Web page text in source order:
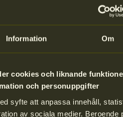
Information Om
cookies och liknande
och personuppgifter
syfte att anpassa innehåll,
av sociala medier. Beroende
för förpackningar är,
bland regelverk,